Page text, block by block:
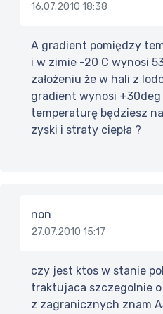
16.07.2010 18:38
A gradient pomiędzy
i w zimie -20 C wynosi
założeniu że w hali z
gradient wynosi +30deg
temperaturę będziesz
zyski i straty ciepła ?
non
27.07.2010 15:17
czy jest ktos w stanie
traktujaca szczegolnie
z zagranicznych znam